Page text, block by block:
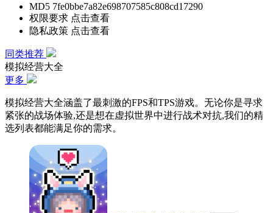
MD5 7fe0bbe7a82e698707585c808cd17290
权限要求 点击查看
隐私政策 点击查看
同类推荐
模拟经营大全
更多
模拟经营大全涵盖了最刺激的FPS和TPS游戏。无论你是寻求
紧张的战场体验,还是想在虚拟世界中进行战术对抗,我们的精
选列表都能满足你的需求。